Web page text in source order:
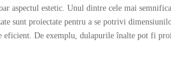
aspectul estetic. Unul dintre cele mai
sunt proiectate pentru a se potrivi
De exemplu, dulapurile înalte pot fi